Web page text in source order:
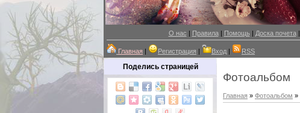
О нас | Правила| Помощь | Доска почета|
Главная | Регистрация | Вход | RSS
Поделись страницей
Фотоальбом
Главная » Фотоальбом »